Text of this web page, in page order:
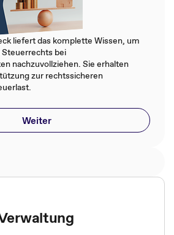
liefert das komplette Wissen, um
bei
nachzuvollziehen. Sie erhalten
zur rechtssicheren
Weiter